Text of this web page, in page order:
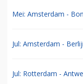
Mei: Amsterdam -
Jul: Amsterdam -
Jul: Rotterdam -